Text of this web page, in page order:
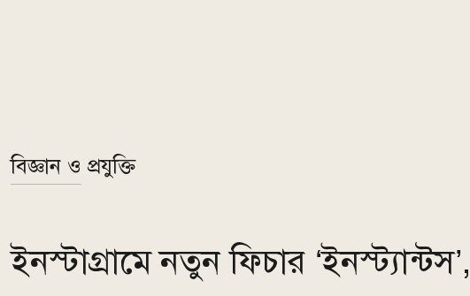
বিজ্ঞান ও প্রযুক্তি
ইনস্টাগ্রামে নতুন ফিচার